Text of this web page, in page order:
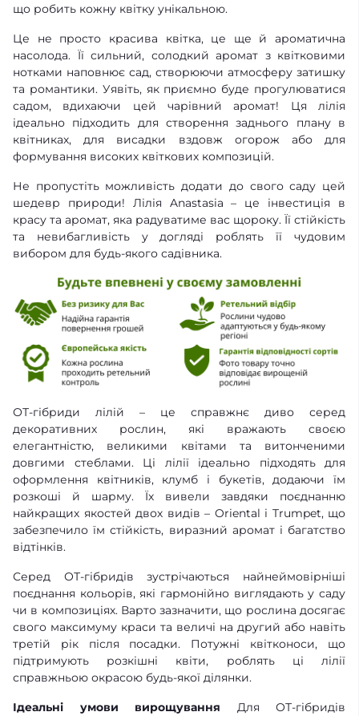
що робить кожну квітку унікальною.
Це не просто красива квітка, це ще й ароматична
насолода. Її сильний, солодкий аромат з квітковими
нотками наповнює сад, створюючи атмосферу затишку
та романтики. Уявіть, як приємно буде прогулюватися
садом, вдихаючи цей чарівний аромат! Ця лілія
ідеально підходить для створення заднього плану в
квітниках, для висадки вздовж огорож або для
формування високих квіткових композицій.
Не пропустіть можливість додати до свого саду цей
шедевр природи! Лілія Anastasia – це інвестиція в
красу та аромат, яка радуватиме вас щороку. Її стійкість
та невибагливість у догляді роблять її чудовим
вибором для будь-якого садівника.
ОТ-гібриди лілій – це справжнє диво серед
декоративних рослин, які вражають своєю
елегантністю, великими квітами та витонченими
довгими стеблами. Ці лілії ідеально підходять для
оформлення квітників, клумб і букетів, додаючи їм
розкоші й шарму. Їх вивели завдяки поєднанню
найкращих якостей двох видів – Oriental і Trumpet, що
забезпечило їм стійкість, виразний аромат і багатство
відтінків.
Серед ОТ-гібридів зустрічаються найнеймовірніші
поєднання кольорів, які гармонійно виглядають у саду
чи в композиціях. Варто зазначити, що рослина досягає
свого максимуму краси та величі на другий або навіть
третій рік після посадки. Потужні квітконоси, що
підтримують розкішні квіти, роблять ці лілії
справжньою окрасою будь-якої ділянки.
Ідеальні умови вирощування Для ОТ-гібридів